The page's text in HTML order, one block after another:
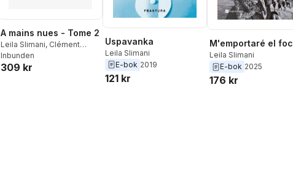
A mains nues - Tome 2
Leila Slimani, Clément
Oubrerie
Inbunden
309 kr
Uspavanka
Leila Slimani
E-bok 2019
121 kr
M'emportaré el foc
Leila Slimani
E-bok 2025
176 kr